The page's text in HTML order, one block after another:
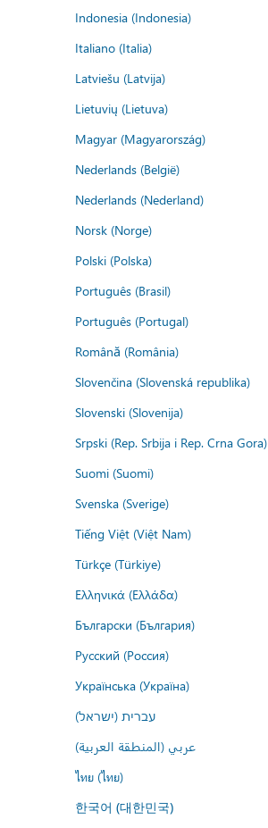
Indonesia (Indonesia)
Italiano (Italia)
Latviešu (Latvija)
Lietuvių (Lietuva)
Magyar (Magyarország)
Nederlands (België)
Nederlands (Nederland)
Norsk (Norge)
Polski (Polska)
Português (Brasil)
Português (Portugal)
Română (România)
Slovenčina (Slovenská republika)
Slovenski (Slovenija)
Srpski (Rep. Srbija i Rep. Crna Gora)
Suomi (Suomi)
Svenska (Sverige)
Tiếng Việt (Việt Nam)
Türkçe (Türkiye)
Ελληνικά (Ελλάδα)
Български (България)
Русский (Россия)
Українська (Україна)
עברית (ישראל)
عربي (المنطقة العربية)
ไทย (ไทย)
한국어 (대한민국)